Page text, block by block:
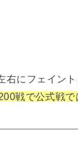
にフェイン
戦で公式戦で